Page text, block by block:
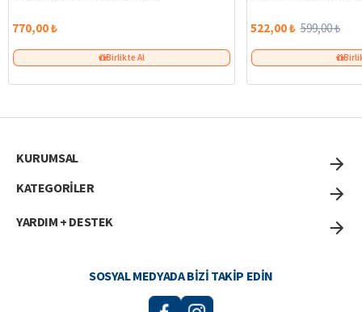
770,00 ₺
Birlikte Al
522,00 ₺ 599,00 ₺
KURUMSAL
KATEGORİLER
YARDIM + DESTEK
SOSYAL MEDYADA BIZI TAKIP EDIN